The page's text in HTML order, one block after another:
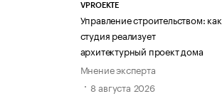
VPROEKTE
Управление строительством: как
студия реализует
архитектурный проект дома
Мнение эксперта
8 августа 2026